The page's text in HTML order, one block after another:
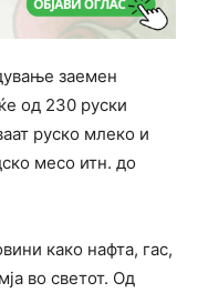
заемен
од 230 руски
руско млеко и
месо итн. до
како нафта, гас,
во светот. Од